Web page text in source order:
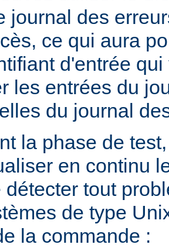
journal des
ce qui aura
d'entrée
les entrées du
du journal
la phase de
en continu
détecter tout
de type
la commande :